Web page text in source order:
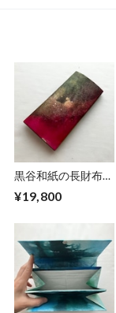
黒谷和紙の長財布
¥19,800